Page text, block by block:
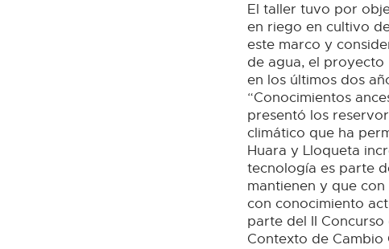
El taller tuvo por
en riego en cultivo
este marco y
de agua, el
en los últimos dos
“Conocimientos
presentó los
climático que ha
Huara y Lloqueta
tecnología es parte
mantienen y que
con conocimiento
parte del II
Contexto de Cambio